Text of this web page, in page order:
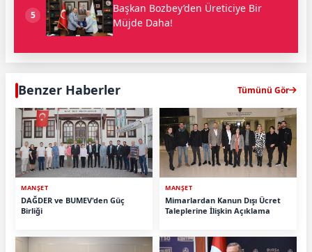
5
Başkan Bozbey’den Üreticiye Bir
Müjde Daha!
Benzer Haberler Tümünü Gör
MANŞET
DAĞDER ve BUMEV'den Güç
Birliği
MANŞET
Mimarlardan Kanun Dışı Ücret
Taleplerine İlişkin Açıklama